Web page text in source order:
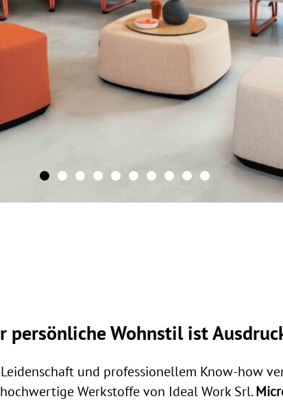
persönliche Wohnstil ist
und professionellem Know-how
Werkstoffe von Ideal Work Srl.